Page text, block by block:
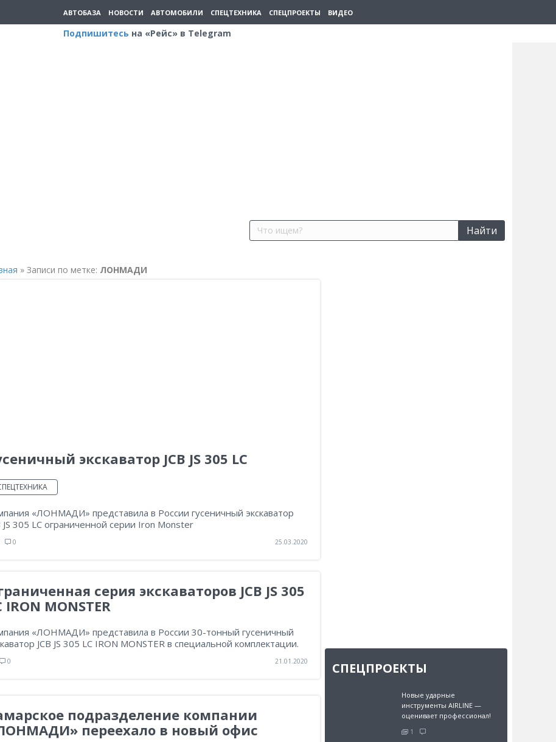
АВТОБАЗА НОВОСТИ АВТОМОБИЛИ СПЕЦТЕХНИКА СПЕЦПРОЕКТЫ ВИДЕО
Подпишитесь на «Рейс» в Telegram
Найти
» Записи по метке: ЛОНМАДИ
экскаватор JCB JS 305 LC
«ЛОНМАДИ» представила в России гусеничный экскаватор
JS 305 LC ограниченной серии Iron Monster
0 25.03.2020
серия экскаваторов JCB JS 305
IRON MONSTER
«ЛОНМАДИ» представила в России 30-тонный гусеничный
JCB JS 305 LC IRON MONSTER в специальной комплектации.
0 21.01.2020
подразделение компании
переехало в новый офис
СПЕЦПРОЕКТЫ
Новые ударные
инструменты AIRLINE —
оценивает профессионал!
1